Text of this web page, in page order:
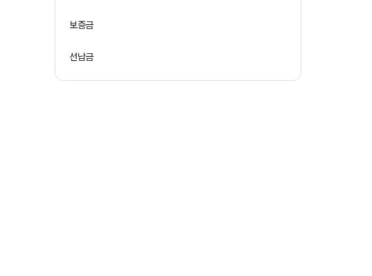
보증금
선납금